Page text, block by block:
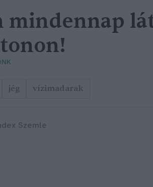
mindennap
jég vízimadarak
Szemle